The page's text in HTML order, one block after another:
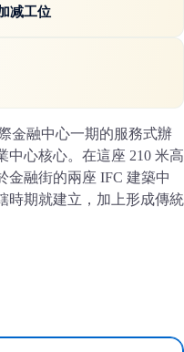
减工位
金融中心一期的服務式辦
中心核心。在這座 210 米高
金融街的兩座 IFC 建築中
時期就建立，加上形成傳統